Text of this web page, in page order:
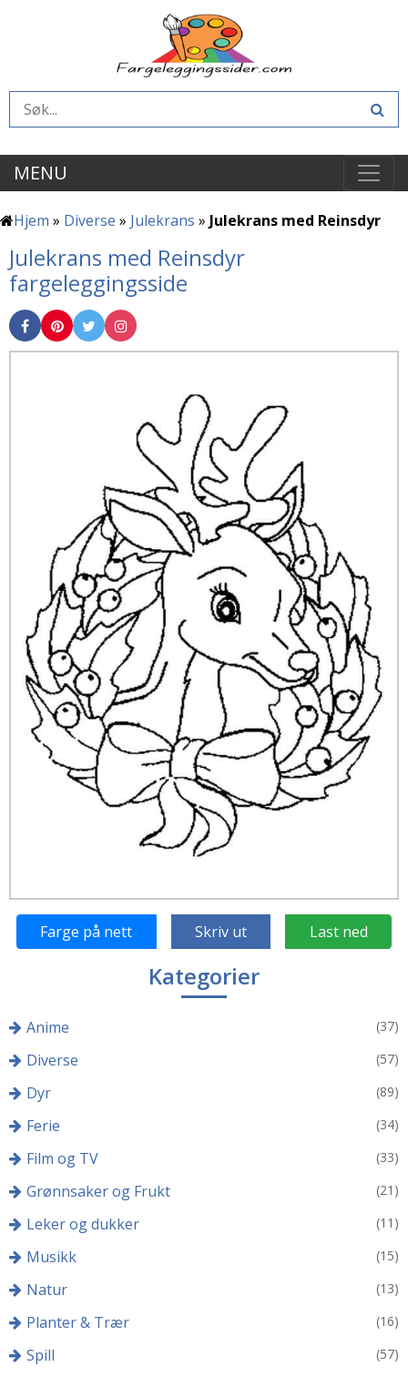
MENU
Hjem » Diverse » Julekrans » Julekrans med Reinsdyr
Julekrans med Reinsdyr
fargeleggingsside
Farge på nett Skriv ut Last ned
Kategorier
Anime (37)
Diverse (57)
Dyr (89)
Ferie (34)
Film og TV (33)
Grønnsaker og Frukt (21)
Leker og dukker (11)
Musikk (15)
Natur (13)
Planter & Trær (16)
Spill (57)